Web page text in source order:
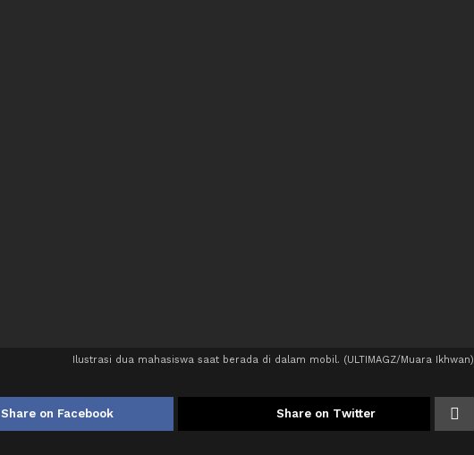
Ilustrasi dua mahasiswa saat berada di dalam mobil. (ULTIMAGZ/Muara Ikhwan)
Share on Facebook Share on Twitter